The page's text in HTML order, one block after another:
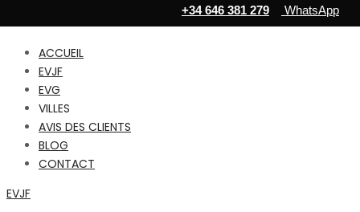
ACCUEIL
EVJF
EVG
VILLES
AVIS DES CLIENTS
BLOG
CONTACT
EVJF
+34 646 381 279 WhatsApp